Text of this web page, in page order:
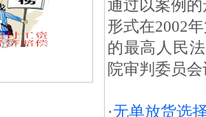
通过以案例
形式在2002
的最高人民
院审判委员
·无单放货选